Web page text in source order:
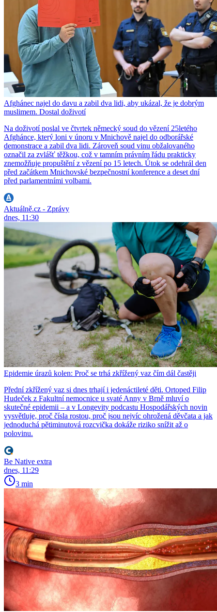
Afghánec najel do davu a zabil dva lidi, aby ukázal, že je dobrým
muslimem. Dostal doživotí
Na doživotí poslal ve čtvrtek německý soud do vězení 25letého
Afghánce, který loni v únoru v Mnichově najel do odborářské
demonstrace a zabil dva lidi. Zároveň soud vinu obžalovaného
označil za zvlášť těžkou, což v tamním právním řádu prakticky
znemožňuje propuštění z vězení po 15 letech. Útok se odehrál den
před začátkem Mnichovské bezpečnostní konference a deset dní
před parlamentními volbami.
Aktuálně.cz - Zprávy
dnes, 11:30
Epidemie úrazů kolen: Proč se trhá zkřížený vaz čím dál častěji
Přední zkřížený vaz si dnes trhají i jedenáctileté děti. Ortoped Filip
Hudeček z Fakultní nemocnice u svaté Anny v Brně mluví o
skutečné epidemii – a v Longevity podcastu Hospodářských novin
vysvětluje, proč čísla rostou, proč jsou nejvíc ohrožená děvčata a jak
jednoduchá pětiminutová rozcvička dokáže riziko snížit až o
polovinu.
Be Native extra
dnes, 11:29
3 min